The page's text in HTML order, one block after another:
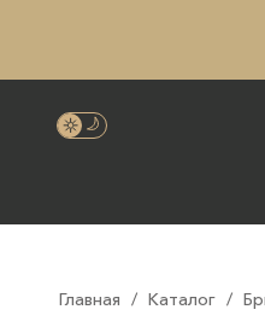
Главная / Каталог /